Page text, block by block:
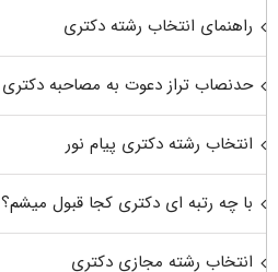
راهنمای انتخاب رشته دکتری
حدنصاب تراز دعوت به مصاحبه دکتری
انتخاب رشته دکتری پیام نور
با چه رتبه ای دکتری کجا قبول میشم؟
انتخاب رشته مجازی دکتری